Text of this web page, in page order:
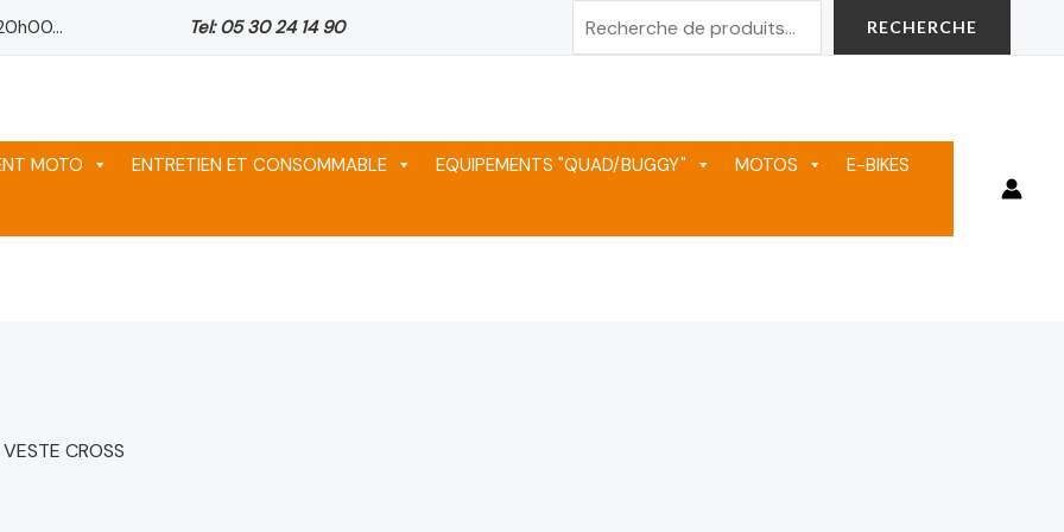
Tel: 05 30 24 14 90 Rechercher RECHERCHE
MOTO ENTRETIEN ET CONSOMMABLE EQUIPEMENTS "QUAD/BUGGY" MOTOS
E-BIKES
CROSS
3,050 د.م..
Le
2,790 د.م..